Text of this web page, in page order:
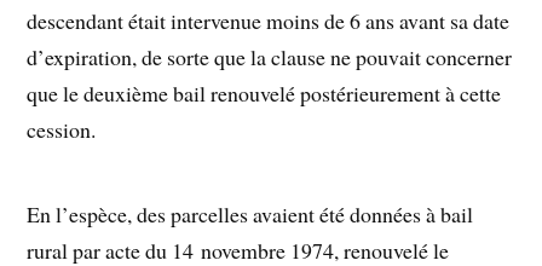
descendant était intervenue moins de 6 ans avant sa date
d’expiration, de sorte que la clause ne pouvait concerner
que le deuxième bail renouvelé postérieurement à cette
cession.
En l’espèce, des parcelles avaient été données à bail
rural par acte du 14 novembre 1974, renouvelé le